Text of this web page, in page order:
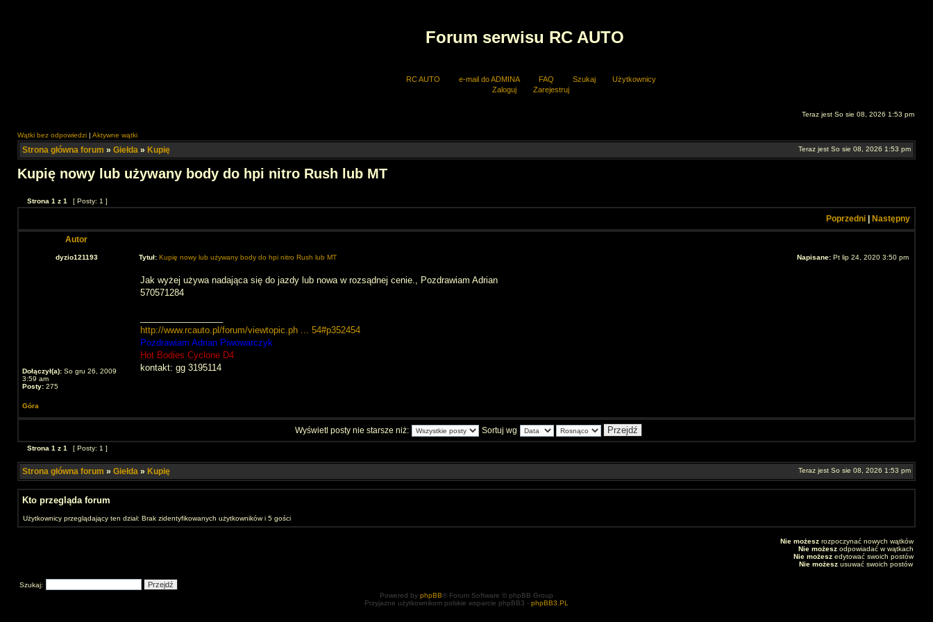
Forum serwisu RC AUTO
RC AUTO e-mail do ADMINA FAQ Szukaj
Użytkownicy
Zaloguj
Zarejestruj
Teraz jest So sie 08, 2026 1:53 pm
Wątki bez odpowiedzi | Aktywne wątki
Strona główna forum » Giełda » Kupię Teraz jest So sie 08, 2026 1:53 pm
Kupię nowy lub używany body do hpi nitro Rush lub MT
Strona 1 z 1 [ Posty: 1 ]
Poprzedni Następny
Autor
dyzio121193 Tytuł: Kupię nowy lub używany body do hpi nitro Rush lub MT Napisane: Pt lip 24, 2020 3:50 pm
Dołączył(a): So gru 26, 2009
3:59 am
Posty: 275
Jak wyżej używa nadająca się do jazdy lub nowa w rozsądnej cenie., Pozdrawiam Adrian
570571284
http://www.rcauto.pl/forum/viewtopic.ph ... 54#p352454
Pozdrawiam Adrian Piwowarczyk
Hot Bodies Cyclone D4
kontakt: gg 3195114
Góra
Wyświetl posty nie starsze niż: Sortuj wg
Strona 1 z 1 [ Posty: 1 ]
Strona główna forum » Giełda » Kupię Teraz jest So sie 08, 2026 1:53 pm
Kto przegląda forum
Użytkownicy przeglądający ten dział: Brak zidentyfikowanych użytkowników i 5 gości
Nie możesz rozpoczynać nowych wątków
Nie możesz odpowiadać w wątkach
Nie możesz edytować swoich postów
Nie możesz usuwać swoich postów
Szukaj:
Powered by phpBB® Forum Software © phpBB Group
Przyjazne użytkownikom polskie wsparcie phpBB3 - phpBB3.PL